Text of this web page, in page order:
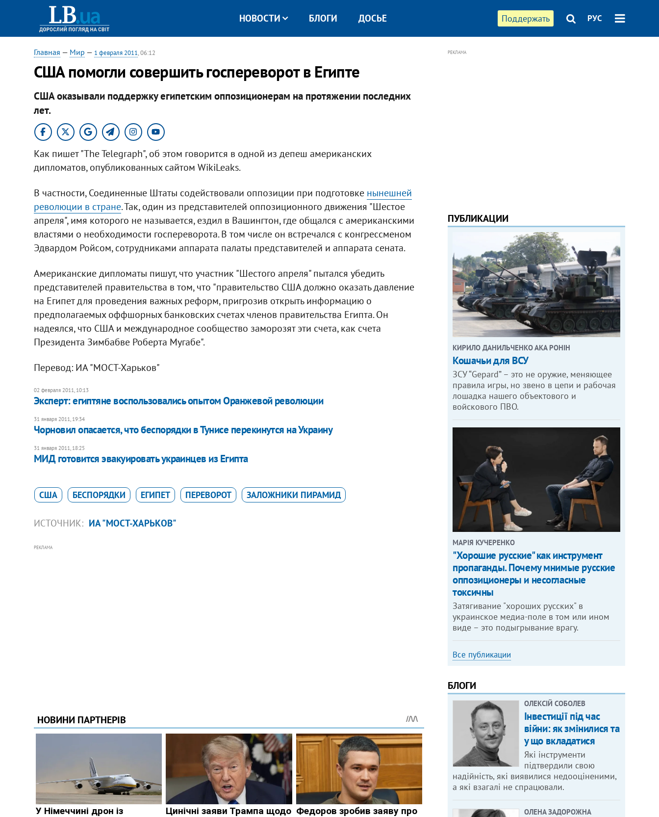
Поддержать РУС
НОВОСТИ БЛОГИ ДОСЬЕ
Главная — Мир — 1 февраля 2011, 06:12
США помогли совершить госпереворот в Египте
США оказывали поддержку египетским оппозиционерам на протяжении последних
лет.
Как пишет "The Telegraph", об этом говорится в одной из депеш американских
дипломатов, опубликованных сайтом WikiLeaks.
В частности, Соединенные Штаты содействовали оппозиции при подготовке нынешней
революции в стране. Так, один из представителей оппозиционного движения "Шестое
апреля", имя которого не называется, ездил в Вашингтон, где общался с американскими
властями о необходимости госпереворота. В том числе он встречался с конгрессменом
Эдвардом Ройсом, сотрудниками аппарата палаты представителей и аппарата сената.
Американские дипломаты пишут, что участник "Шестого апреля" пытался убедить
представителей правительства в том, что "правительство США должно оказать давление
на Египет для проведения важных реформ, пригрозив открыть информацию о
предполагаемых оффшорных банковских счетах членов правительства Египта. Он
надеялся, что США и международное сообщество заморозят эти счета, как счета
Президента Зимбабве Роберта Мугабе".
Перевод: ИА "МОСТ-Харьков"
02 февраля 2011, 10:13
Эксперт: египтяне воспользовались опытом Оранжевой революции
31 января 2011, 19:34
Чорновил опасается, что беспорядки в Тунисе перекинутся на Украину
31 января 2011, 18:25
МИД готовится эвакуировать украинцев из Египта
США БЕСПОРЯДКИ ЕГИПЕТ ПЕРЕВОРОТ ЗАЛОЖНИКИ ПИРАМИД
ИСТОЧНИК: ИА "МОСТ-ХАРЬКОВ"
РЕКЛАМА
РЕКЛАМА
ПУБЛИКАЦИИ
КИРИЛО ДАНИЛЬЧЕНКО АКА РОНІН
Кошачьи для ВСУ
ЗСУ “Gepard” – это не оружие, меняющее
правила игры, но звено в цепи и рабочая
лошадка нашего объектового и
войскового ПВО.
МАРІЯ КУЧЕРЕНКО
"Хорошие русские" как инструмент
пропаганды. Почему мнимые русские
оппозиционеры и несогласные
токсичны
Затягивание "хороших русских" в
украинское медиа-поле в том или ином
виде – это подыгрывание врагу.
Все публикации
БЛОГИ
ОЛЕКСІЙ СОБОЛЕВ
Інвестиції під час
війни: як змінилися та
у що вкладатися
Які інструменти
підтвердили свою
надійність, які виявилися недооціненими,
а які взагалі не спрацювали.
ОЛЕНА ЗАДОРОЖНА